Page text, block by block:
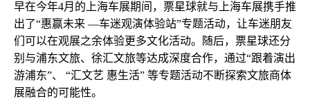
早在今年4月的上海车展期间，票星球就与上海车展携手推
出了“惠赢未来 —车迷观演体验站”专题活动，让车迷朋友
们可以在观展之余体验更多文化活动。随后，票星球还分
别与浦东文旅、徐汇文旅等达成深度合作，通过“跟着演出
游浦东”、 “汇文艺 惠生活” 等专题活动不断探索文旅商体
展融合的可能性。